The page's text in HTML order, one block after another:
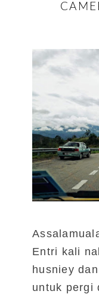
Entri kali
husniey
untuk pergi